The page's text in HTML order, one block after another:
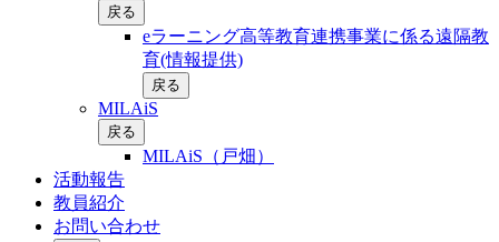
戻る
eラーニング高等教育連携事業に係る遠隔教
育(情報提供)
戻る
MILAiS
戻る
MILAiS（戸畑）
活動報告
教員紹介
お問い合わせ